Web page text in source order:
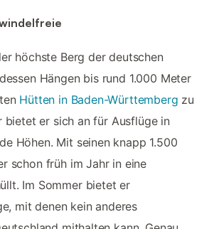
höchste Berg der deutschen
Hängen bis rund 1.000 Meter
Hütten in Baden-Württemberg zu
bietet er sich an für Ausflüge in
Höhen. Mit seinen knapp 1.500
schon früh im Jahr in eine
Im Sommer bietet er
mit denen kein anderes